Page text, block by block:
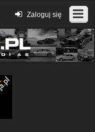
Zaloguj się